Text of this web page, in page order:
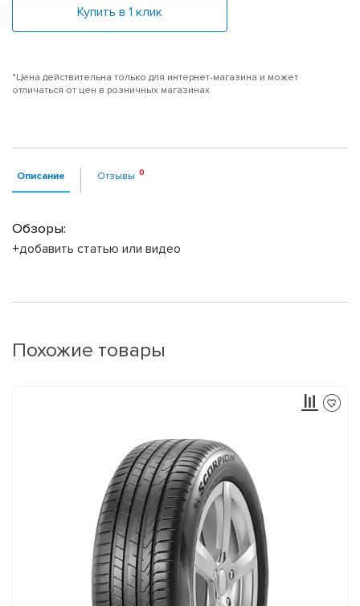
Купить в 1 клик
*Цена действительна только для интернет-магазина и может
отличаться от цен в розничных магазинах
Описание Отзывы
Обзоры:
+добавить статью или видео
Похожие товары